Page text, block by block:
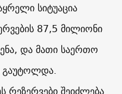
სიტუაცია
87,5 მილიონი
და მათი საერთო
გაუტოლდა.